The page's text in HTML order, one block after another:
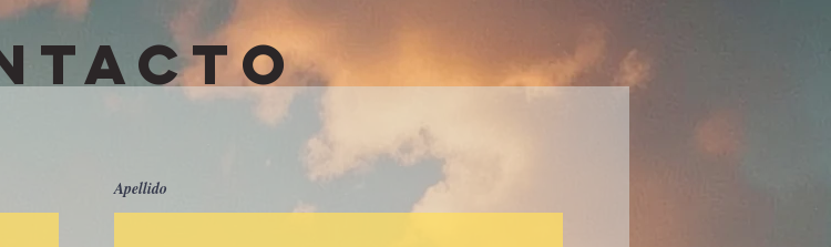
Apellido